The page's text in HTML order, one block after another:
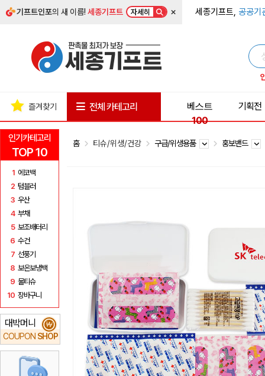
기프트인포의 새 이름!세종기프트 자세히 × 세종기프트, 공공기
인기카테고리
TOP 10
1 에코백
2 텀블러
3 우산
4 부채
5 보조배터리
6 수건
7 선풍기
8 보온보냉백
9 물티슈
10 장바구니
대박머니
COUPON SHOP
₩
즐겨찾기 전체 카테고리
베스트
100
기획전
홈 티슈/위생/건강 구급/위생용품 홍보밴드